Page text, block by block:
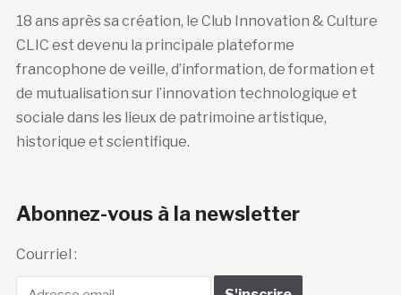
18 ans après sa création, le Club Innovation & Culture
CLIC est devenu la principale plateforme
francophone de veille, d’information, de formation et
de mutualisation sur l’innovation technologique et
sociale dans les lieux de patrimoine artistique,
historique et scientifique.
Abonnez-vous à la newsletter
Courriel :